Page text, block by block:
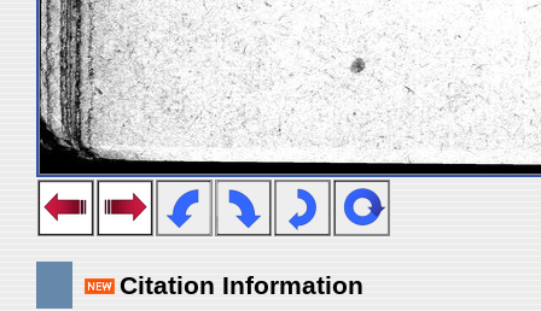
Citation Information